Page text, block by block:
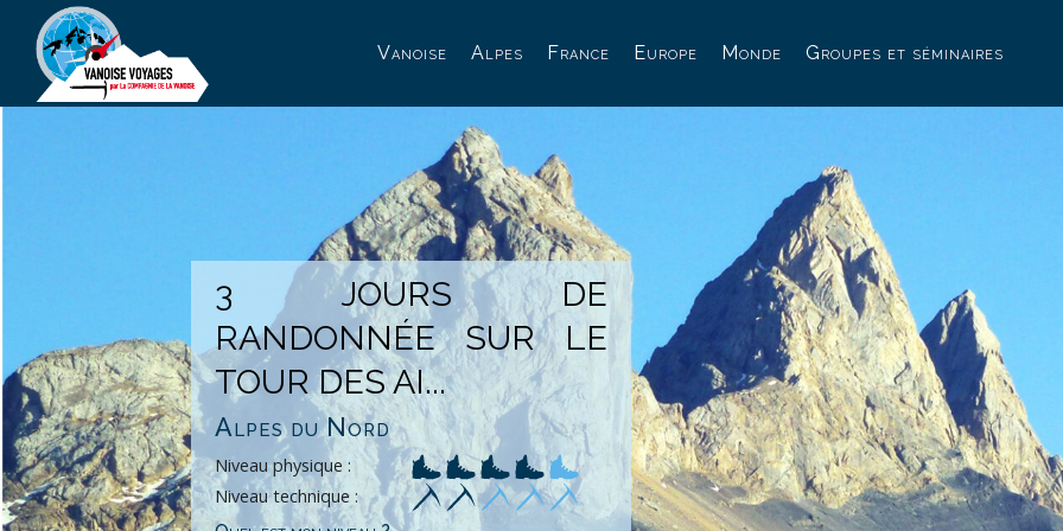
Vanoise Alpes France Europe Monde Groupes et séminaires
3 JOURS DE
RANDONNÉE SUR LE
TOUR DES AI...
Alpes du Nord
Niveau physique :
Niveau technique :
Panneau de gestion des cookies